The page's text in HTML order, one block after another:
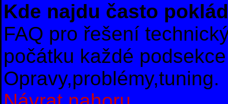
Kde najdu často
FAQ pro řešení
počátku každé
Opravy,problémy,tuning.